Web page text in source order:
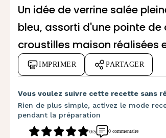
Un idée de verrine salée
bleu, assorti d'une pointe
croustilles maison réalisées
IMPRIMER PARTAGER
Vous voulez suivre cette recette sans
Rien de plus simple, activez le mode
pendant la préparation
0/5 0 commentaire